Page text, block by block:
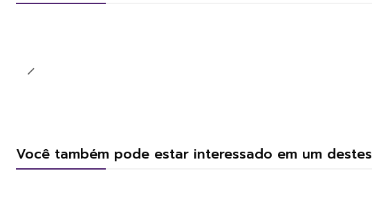
Você também pode estar interessado em um destes